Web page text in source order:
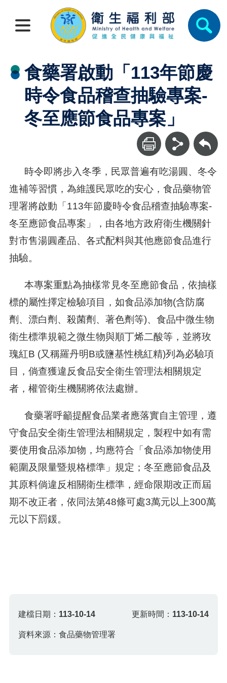
食藥署啟動「113年節慶
時令食品稽查抽驗專案-
冬至應節食品專案」
回上一頁
時令即將步入冬季，民眾普遍有吃湯圓、冬令
進補等習慣，為維護民眾吃的安心，食品藥物管
理署將啟動「113年節慶時令食品稽查抽驗專案-
冬至應節食品專案」，由各地方政府衛生機關針
對市售湯圓產品、各式配料與其他應節食品進行
抽驗。
本專案重點為抽樣常見冬至應節食品，依抽樣
標的屬性擇定檢驗項目，如食品添加物(含防腐
劑、漂白劑、殺菌劑、著色劑等)、食品中微生物
衛生標準規範之微生物與順丁烯二酸等，並將玫
瑰紅B (又稱羅丹明B或鹽基性桃紅精)列為必驗項
目，倘查獲違反食品安全衛生管理法相關規定
者，權管衛生機關將依法處辦。
食藥署呼籲提醒食品業者應落實自主管理，遵
守食品安全衛生管理法相關規定，製程中如有需
要使用食品添加物，均應符合「食品添加物使用
範圍及限量暨規格標準」規定；冬至應節食品及
其原料倘違反相關衛生標準，經命限期改正而屆
期不改正者，依同法第48條可處3萬元以上300萬
元以下罰鍰。
建檔日期： 113-10-14 更新時間： 113-10-14
資料來源：食品藥物管理署